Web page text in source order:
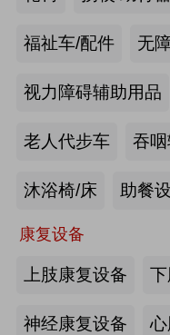
福祉车/配件 无
视力障碍辅助用品
老人代步车 吞
沐浴椅/床 助餐
康复设备
上肢康复设备
神经康复设备
来源:养老福祉圈
焕
友
未
来源:注册会员
海量养老行业资源